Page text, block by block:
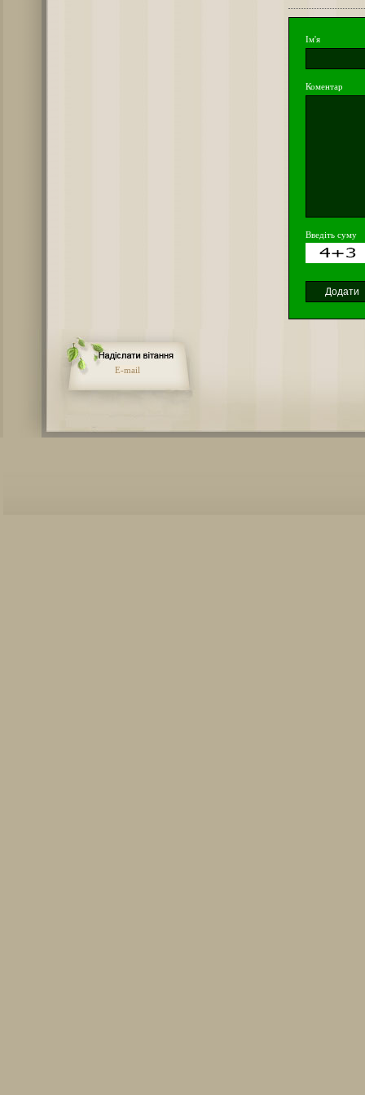
Ім'я
Коментар
Введіть суму
E-mail